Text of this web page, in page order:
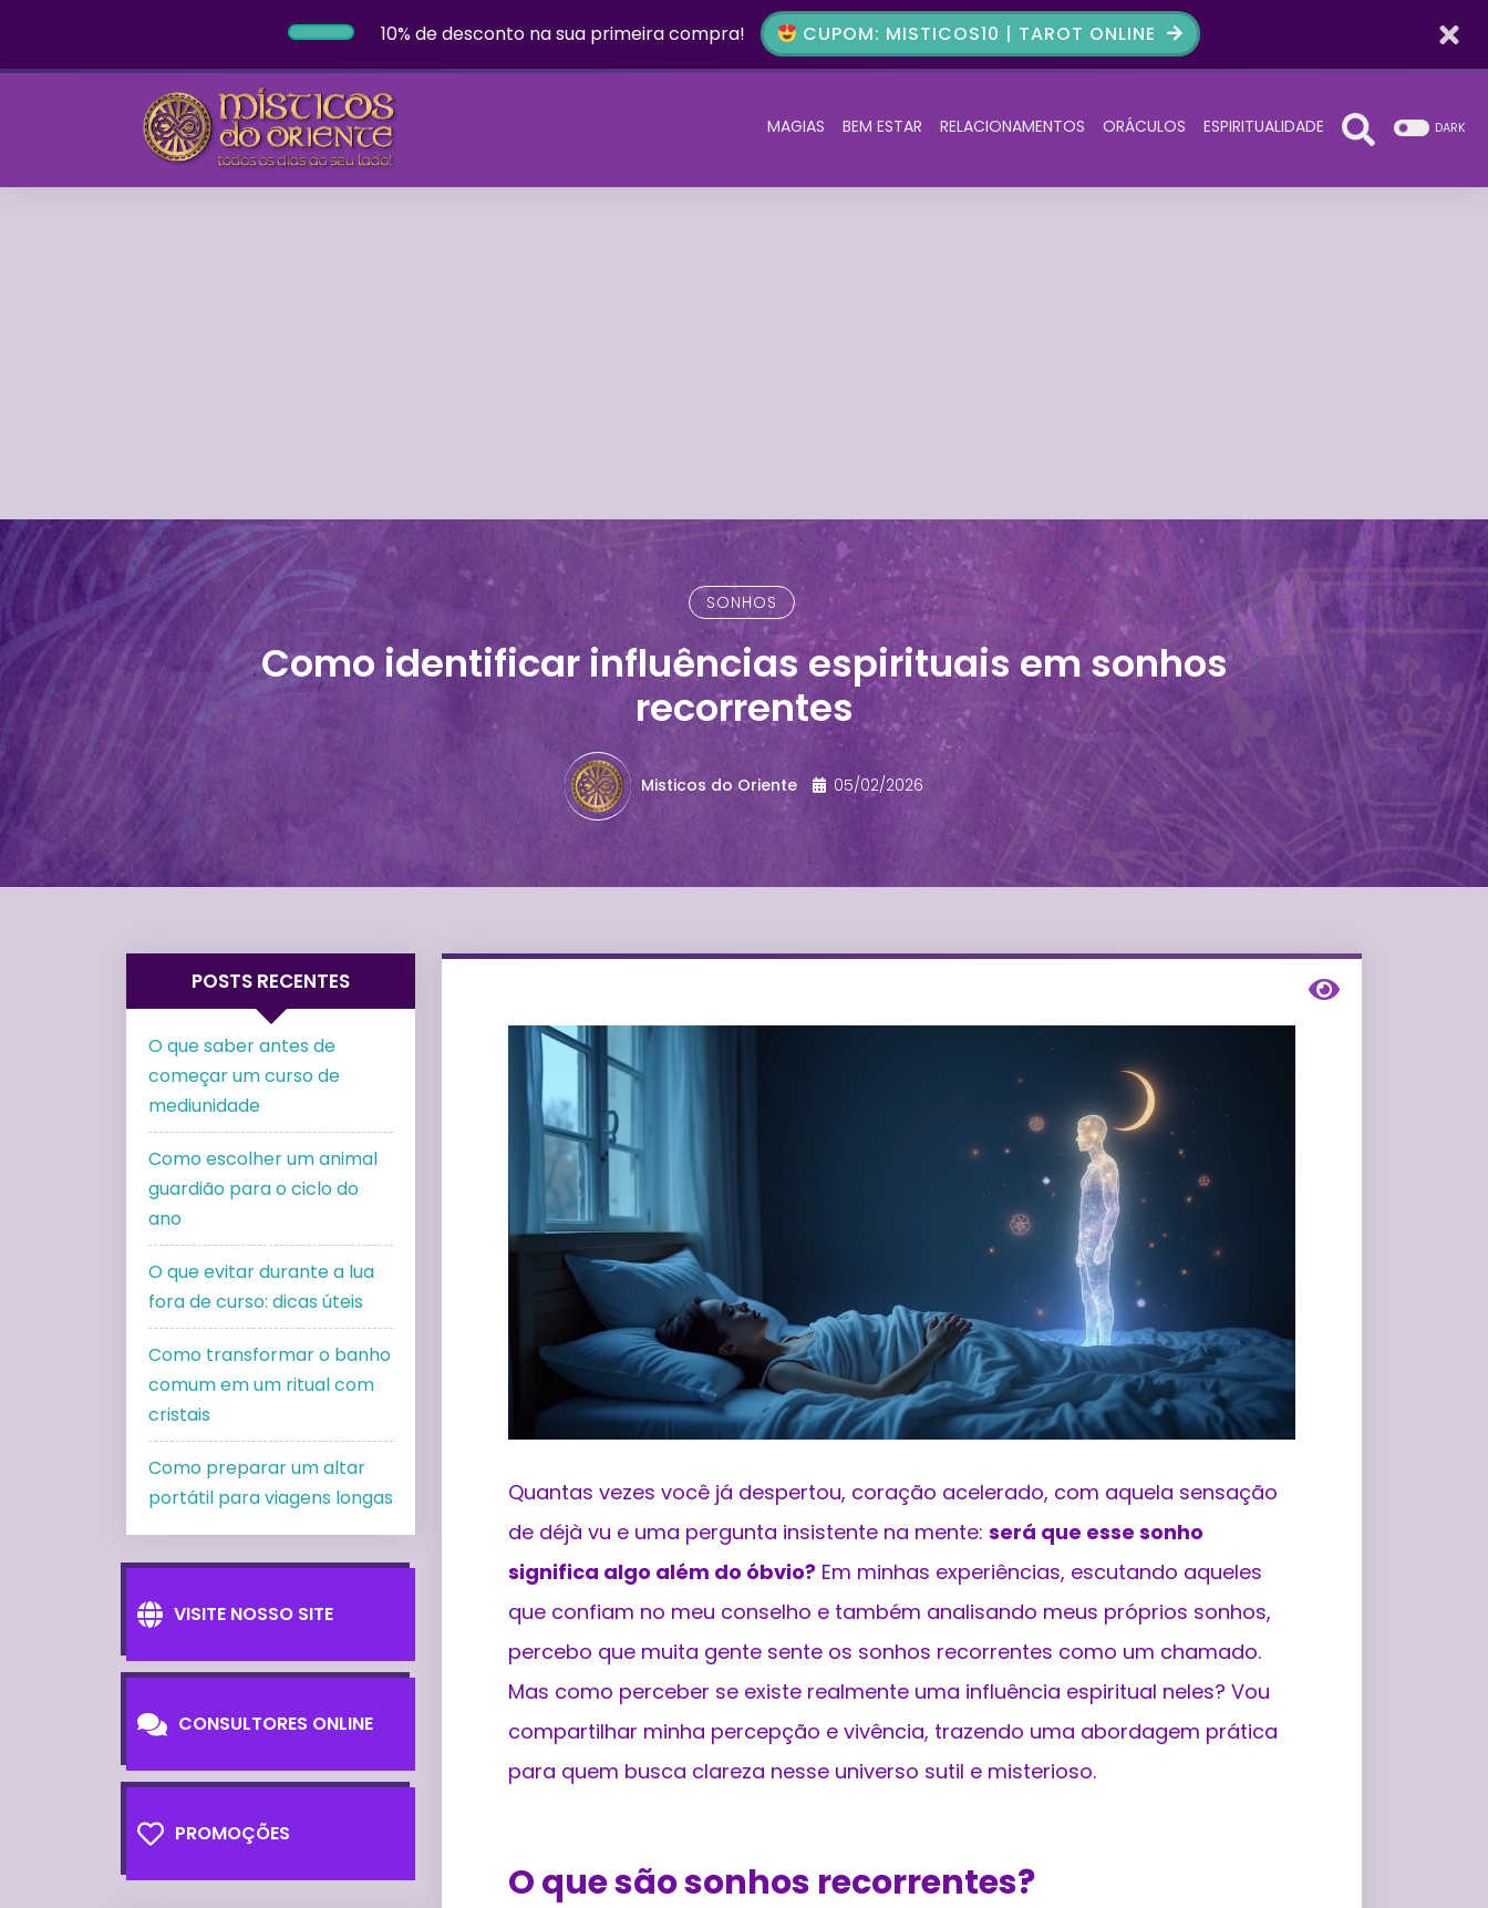
10% de desconto na sua primeira compra! CUPOM: MISTICOS10 | TAROT ONLINE
MAGIAS BEM ESTAR RELACIONAMENTOS ORÁCULOS ESPIRITUALIDADE DARK
SONHOS
Como identificar influências espirituais em sonhos
recorrentes
Misticos do Oriente 05/02/2026
Quantas vezes você já despertou, coração acelerado, com aquela sensação
de déjà vu e uma pergunta insistente na mente: será que esse sonho
significa algo além do óbvio? Em minhas experiências, escutando aqueles
que confiam no meu conselho e também analisando meus próprios sonhos,
percebo que muita gente sente os sonhos recorrentes como um chamado.
Mas como perceber se existe realmente uma influência espiritual neles? Vou
compartilhar minha percepção e vivência, trazendo uma abordagem prática
para quem busca clareza nesse universo sutil e misterioso.
O que são sonhos recorrentes?
POSTS RECENTES
O que saber antes de
começar um curso de
mediunidade
Como escolher um animal
guardião para o ciclo do
ano
O que evitar durante a lua
fora de curso: dicas úteis
Como transformar o banho
comum em um ritual com
cristais
Como preparar um altar
portátil para viagens longas
VISITE NOSSO SITE
CONSULTORES ONLINE
PROMOÇÕES